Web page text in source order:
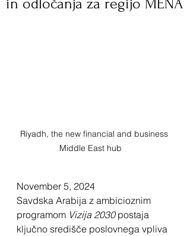
in odločanja za regijo MENA
Riyadh, the new financial and business
November 5, 2024
Savdska Arabija z ambicioznim
programom Vizija 2030 postaja
ključno središče poslovnega vpliva